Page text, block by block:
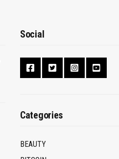
Social
Categories
BEAUTY